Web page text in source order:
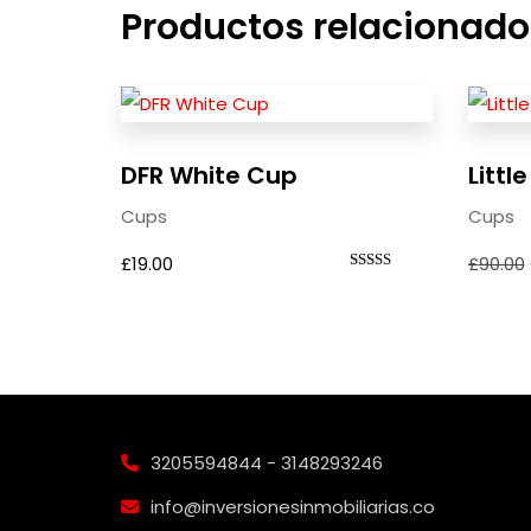
Productos
DFR White Cup
Cups
£19.00
Cups
£90.00
3205594844 - 3148293246
info@inversionesinmobiliarias.co